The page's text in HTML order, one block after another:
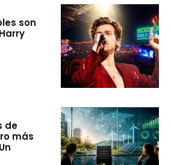
son
de
más